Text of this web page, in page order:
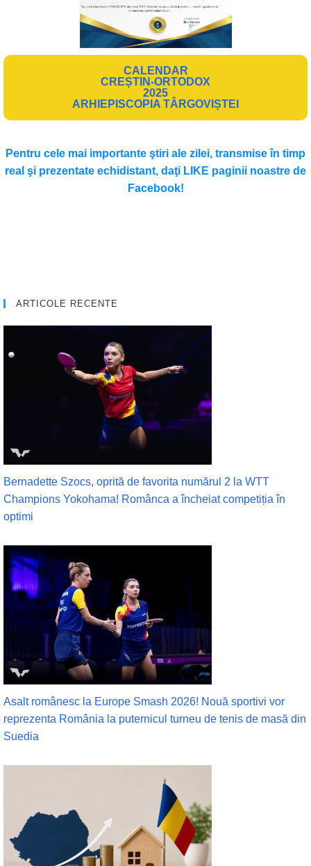
CALENDAR
CREȘTIN-ORTODOX
2025
ARHIEPISCOPIA TÂRGOVIȘTEI
Pentru cele mai importante ştiri ale zilei, transmise în timp
real şi prezentate echidistant, daţi LIKE paginii noastre de
Facebook!
ARTICOLE RECENTE
Bernadette Szocs, oprită de favorita numărul 2 la WTT
Champions Yokohama! Românca a încheiat competiția în
optimi
Asalt românesc la Europe Smash 2026! Nouă sportivi vor
reprezenta România la puternicul turneu de tenis de masă din
Suedia